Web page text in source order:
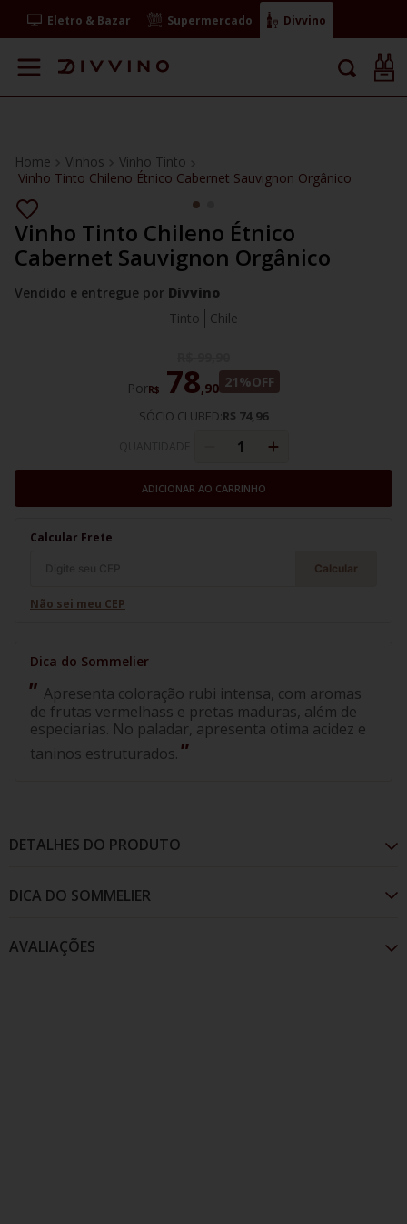
Eletro & Bazar Supermercado Divvino
Vinhos
Vinho Tinto
Vinho Tinto Chileno Étnico Cabernet Sauvignon Orgânico
Vinho Tinto Chileno Étnico
Cabernet Sauvignon Orgânico
Vendido e entregue por Divvino
Tinto
Chile
PorR$ 78,90 21%OFF
SÓCIO CLUBED:R$ 74,96
ADICIONAR AO CARRINHO
Calcular Frete
Calcular
Não sei meu CEP
Apresenta coloração rubi intensa, com aromas
de frutas vermelhass e pretas maduras, além de
especiarias. No paladar, apresenta otima acidez e
taninos estruturados.
DETALHES DO PRODUTO
Apresenta coloração rubi intensa, com aromas de
AVALIAÇÕES